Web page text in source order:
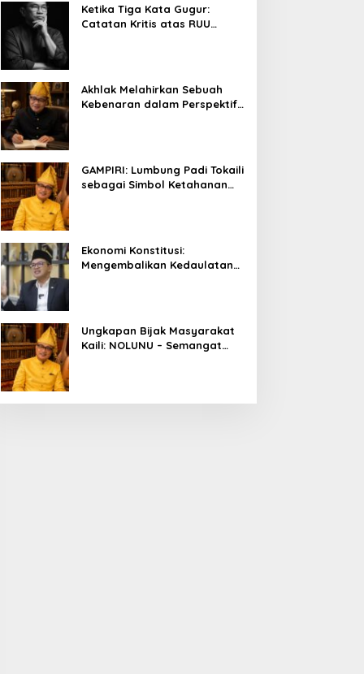
Ketika Tiga Kata Gugur:
Catatan Kritis atas RUU
Akhlak Melahirkan Sebuah
Kebenaran dalam Perspektif
GAMPIRI: Lumbung Padi Tokaili
sebagai Simbol Ketahanan
Ekonomi Konstitusi:
Mengembalikan Kedaulatan
Ungkapan Bijak Masyarakat
Kaili: NOLUNU – Semangat